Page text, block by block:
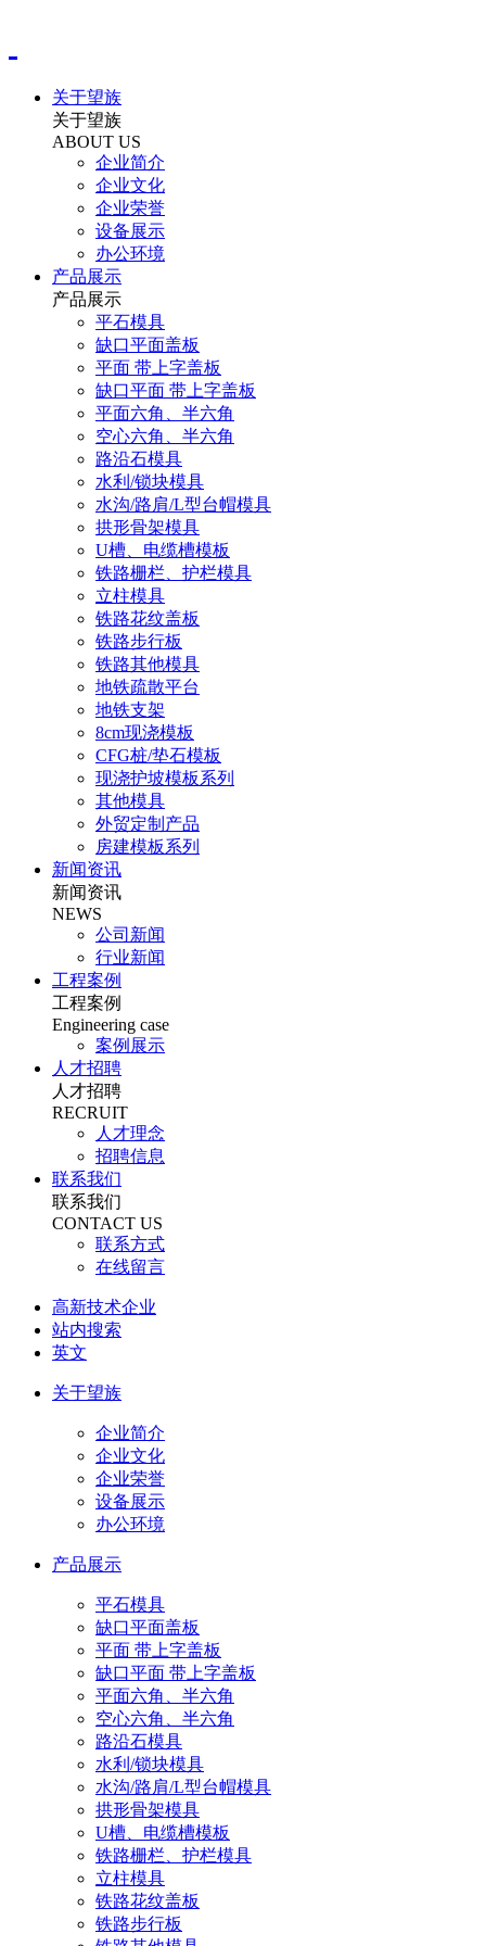
关于望族
关于望族
ABOUT US
企业简介
企业文化
企业荣誉
设备展示
办公环境
产品展示
产品展示
平石模具
缺口平面盖板
平面 带上字盖板
缺口平面 带上字盖板
平面六角、半六角
空心六角、半六角
路沿石模具
水利/锁块模具
水沟/路肩/L型台帽模具
拱形骨架模具
U槽、电缆槽模板
铁路栅栏、护栏模具
立柱模具
铁路花纹盖板
铁路步行板
铁路其他模具
地铁疏散平台
地铁支架
8cm现浇模板
CFG桩/垫石模板
现浇护坡模板系列
其他模具
外贸定制产品
房建模板系列
新闻资讯
新闻资讯
NEWS
公司新闻
行业新闻
工程案例
工程案例
Engineering case
案例展示
人才招聘
人才招聘
RECRUIT
人才理念
招聘信息
联系我们
联系我们
CONTACT US
联系方式
在线留言
高新技术企业
站内搜索
英文
关于望族
企业简介
企业文化
企业荣誉
设备展示
办公环境
产品展示
平石模具
缺口平面盖板
平面 带上字盖板
缺口平面 带上字盖板
平面六角、半六角
空心六角、半六角
路沿石模具
水利/锁块模具
水沟/路肩/L型台帽模具
拱形骨架模具
U槽、电缆槽模板
铁路栅栏、护栏模具
立柱模具
铁路花纹盖板
铁路步行板